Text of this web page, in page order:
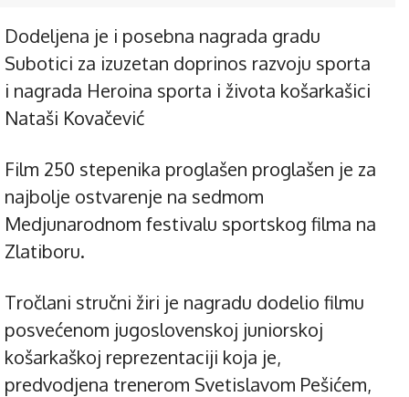
Dodeljena je i posebna nagrada gradu
Subotici za izuzetan doprinos razvoju sporta
i nagrada Heroina sporta i života košarkašici
Nataši Kovačević
Film 250 stepenika proglašen proglašen je za
najbolje ostvarenje na sedmom
Medjunarodnom festivalu sportskog filma na
Zlatiboru.
Tročlani stručni žiri je nagradu dodelio filmu
posvećenom jugoslovenskoj juniorskoj
košarkaškoj reprezentaciji koja je,
predvodjena trenerom Svetislavom Pešićem,